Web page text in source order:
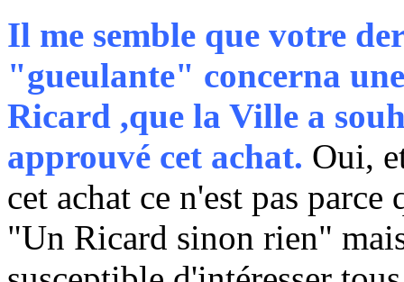
Il me semble que votre
"gueulante" concerna
Ricard ,que la Ville a
approuvé cet achat. Oui,
cet achat ce n'est pas
"Un Ricard sinon rien"